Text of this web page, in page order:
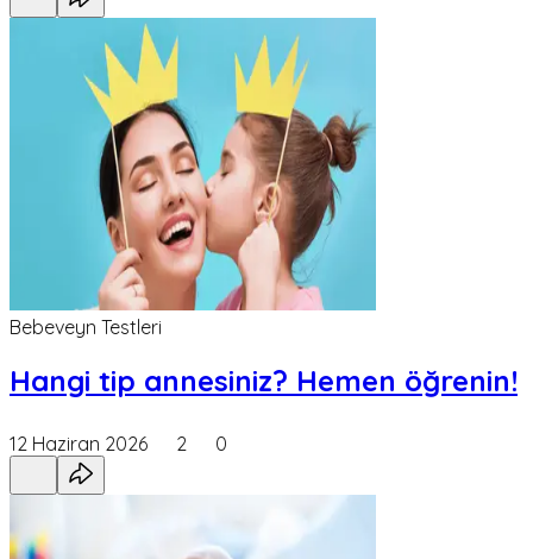
Bebeveyn Testleri
Hangi tip annesiniz? Hemen öğrenin!
12 Haziran 2026 2 0